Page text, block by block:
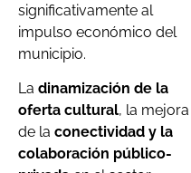
significativamente al
impulso económico del
municipio.
La dinamización de la
oferta cultural, la mejora
de la conectividad y la
colaboración público-